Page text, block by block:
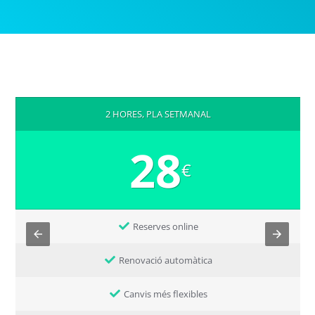
2 HORES, PLA SETMANAL
28€
Reserves online
Renovació automàtica
Canvis més flexibles